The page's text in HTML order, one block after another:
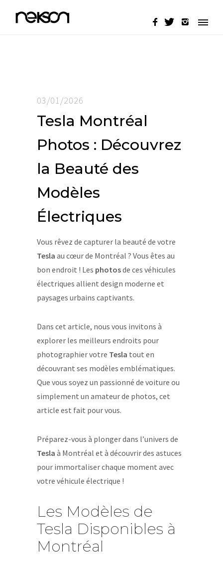
03/01/2026
Tesla Montréal
Photos : Découvrez
la Beauté des
Modèles
Électriques
Vous rêvez de capturer la beauté de votre
Tesla au cœur de Montréal ? Vous êtes au
bon endroit ! Les photosde ces véhicules
électriques allient design moderne et
paysages urbains captivants.
Dans cet article, nous vous invitons à
explorer les meilleurs endroits pour
photographier votre Tesla tout en
découvrant ses modèles emblématiques.
Que vous soyez un passionné de voiture ou
simplement un amateur de photos, cet
article est fait pour vous.
Préparez-vous à plonger dans l’univers de
Tesla à Montréal et à découvrir des astuces
pour immortaliser chaque moment avec
votre véhicule électrique !
Les Modèles de
Tesla Disponibles à
Montréal